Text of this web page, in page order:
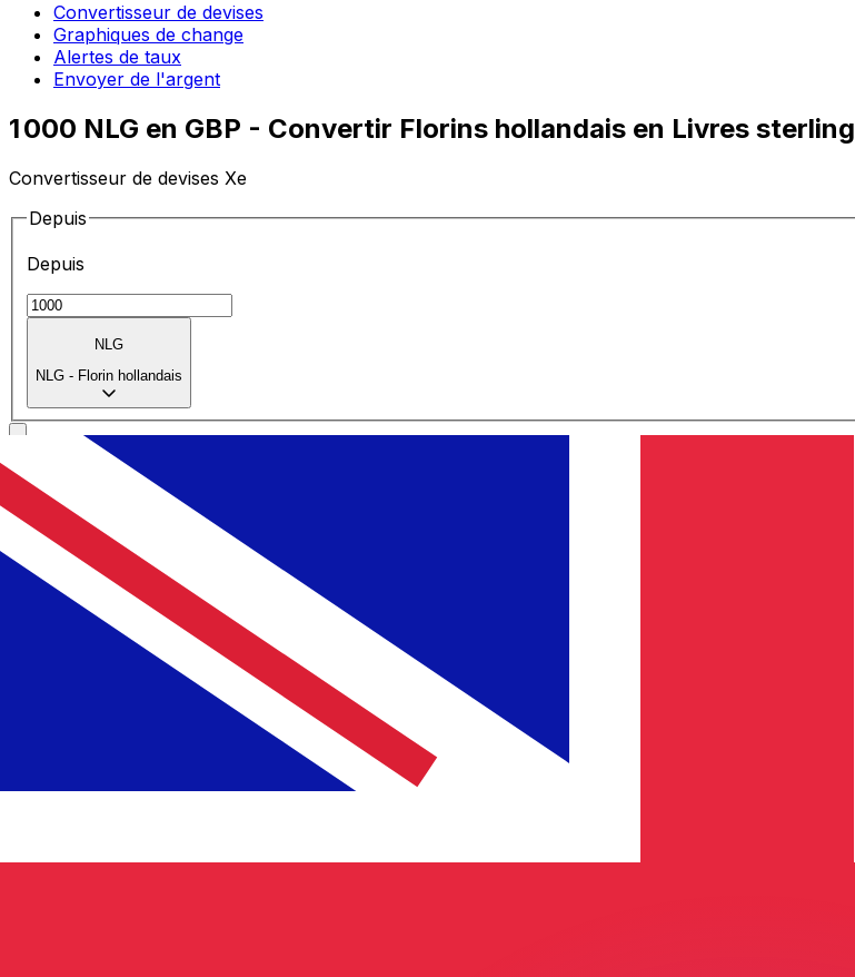
Convertisseur de devises
Graphiques de change
Alertes de taux
Envoyer de l'argent
1 000 NLG en GBP - Convertir Florins hollandais en Livres sterling
Convertisseur de devises Xe
Depuis
Depuis
NLG
NLG - Florin hollandais
Vers
£
-Livre sterling
388967
GBP
Taux interbancaire à 06:37 UTC
Parlez avec un expert en devises dès aujourd'hui.